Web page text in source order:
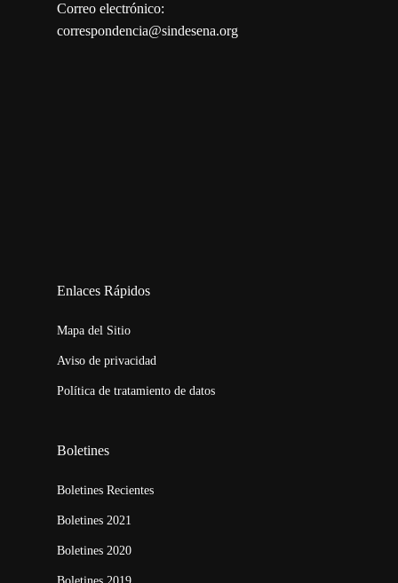
Correo electrónico:
correspondencia@sindesena.org
Enlaces Rápidos
Mapa del Sitio
Aviso de privacidad
Política de tratamiento de datos
Boletines
Boletines Recientes
Boletines 2021
Boletines 2020